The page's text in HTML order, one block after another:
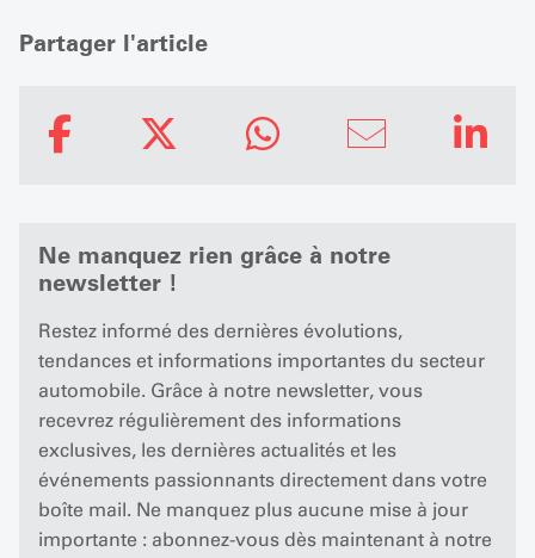
Partager l'article
Ne manquez rien grâce à notre
newsletter !
Restez informé des dernières évolutions,
tendances et informations importantes du secteur
automobile. Grâce à notre newsletter, vous
recevrez régulièrement des informations
exclusives, les dernières actualités et les
événements passionnants directement dans votre
boîte mail. Ne manquez plus aucune mise à jour
importante : abonnez-vous dès maintenant à notre